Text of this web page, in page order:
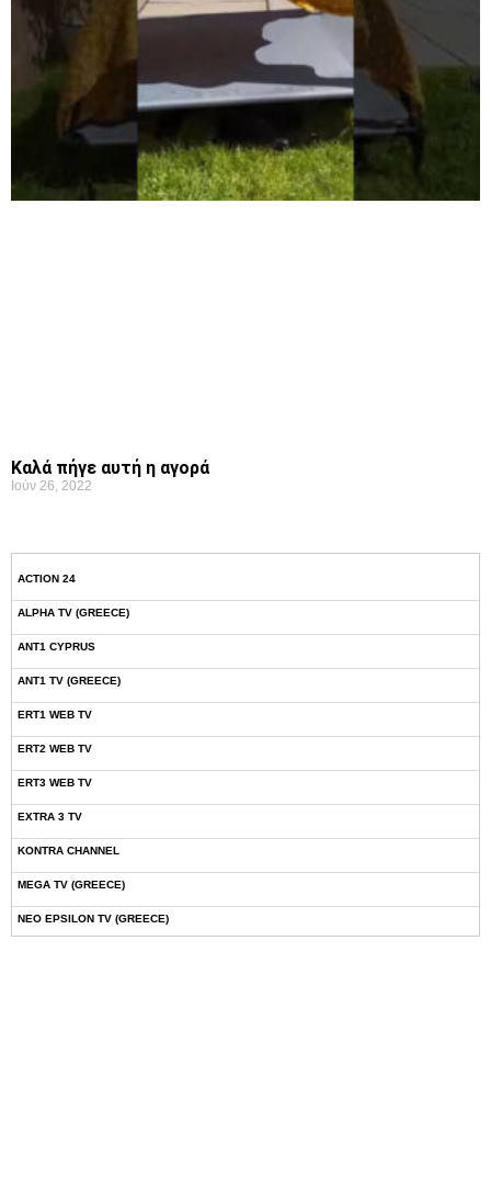
Καλά πήγε αυτή η αγορά
Ιούν 26, 2022
ACTION 24
ALPHA TV (GREECE)
ANT1 CYPRUS
ANT1 TV (GREECE)
ERT1 WEB TV
ERT2 WEB TV
ERT3 WEB TV
EXTRA 3 TV
KONTRA CHANNEL
MEGA TV (GREECE)
NEO EPSILON TV (GREECE)